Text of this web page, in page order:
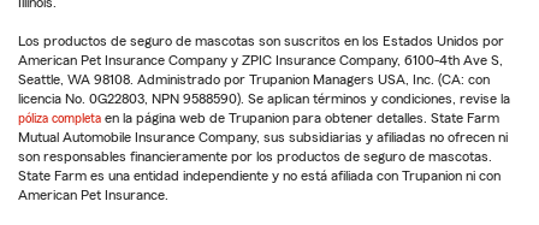
Los productos de seguro de mascotas son suscritos en los Estados Unidos por
American Pet Insurance Company y ZPIC Insurance Company, 6100-4th Ave S,
Seattle, WA 98108. Administrado por Trupanion Managers USA, Inc. (CA: con
licencia No. 0G22803, NPN 9588590). Se aplican términos y condiciones, revise la
póliza completa en la página web de Trupanion para obtener detalles. State Farm
Mutual Automobile Insurance Company, sus subsidiarias y afiliadas no ofrecen ni
son responsables financieramente por los productos de seguro de mascotas.
State Farm es una entidad independiente y no está afiliada con Trupanion ni con
American Pet Insurance.